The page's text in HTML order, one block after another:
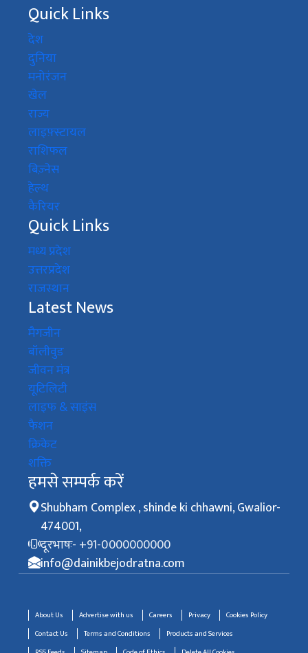
Quick Links
देश
दुनिया
मनोरंजन
खेल
राज्य
लाइफ़्स्टायल
राशिफल
बिज़्नेस
हेल्थ
कैरियर
Quick Links
मध्य प्रदेश
उत्तरप्रदेश
राजस्थान
Latest News
मैगजीन
बॉलीवुड
जीवन मंत्र
यूटिलिटी
लाइफ & साइंस
फैशन
क्रिकेट
शक्ति
हमसे सम्पर्क करें
Shubham Complex , shinde ki chhawni, Gwalior-
474001,
दूरभाषः- +91-0000000000
info@dainikbejodratna.com
About Us Advertise with us Careers Privacy
Cookies Policy
Contact Us
Terms and Conditions
Products and Services